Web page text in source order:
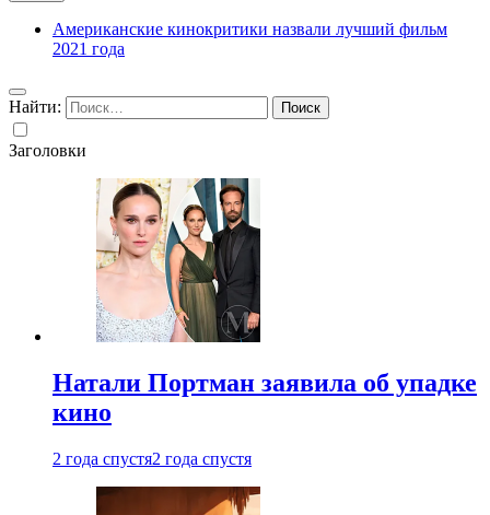
Американские кинокритики назвали лучший фильм
2021 года
Найти:
Заголовки
Натали Портман заявила об упадке
кино
2 года спустя2 года спустя